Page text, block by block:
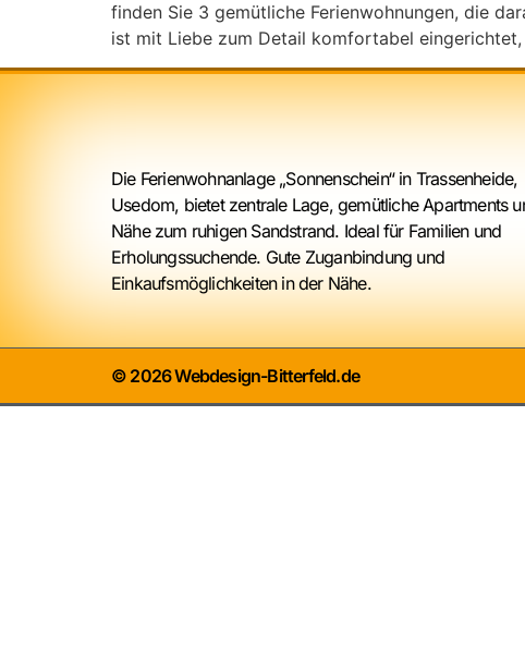
finden Sie 3 gemütliche Ferienwohnungen, die
ist mit Liebe zum Detail komfortabel
Die Ferienwohnanlage „Sonnenschein“ in Trassenheide,
Usedom, bietet zentrale Lage, gemütliche Apartments
Nähe zum ruhigen Sandstrand. Ideal für Familien und
Erholungssuchende. Gute Zuganbindung und
Einkaufsmöglichkeiten in der Nähe.
© 2026 Webdesign-Bitterfeld.de